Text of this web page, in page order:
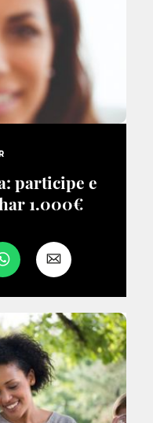
participe e
1.000€